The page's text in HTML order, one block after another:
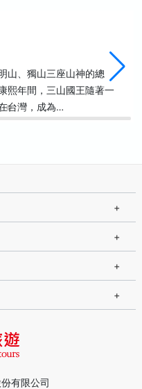
山、獨山三座山神的總
熙年間，三山國王隨著一
台灣，成為…
有限公司